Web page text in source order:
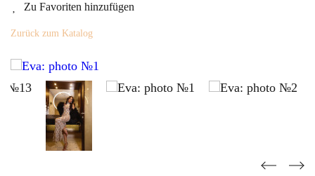
Zu Favoriten hinzufügen
Zurück zum Katalog